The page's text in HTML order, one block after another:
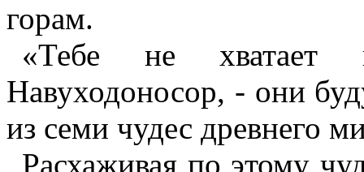
горам.
«Тебе не хватает
Навуходоносор, - они
из семи чудес древнего
Расхаживая по этому